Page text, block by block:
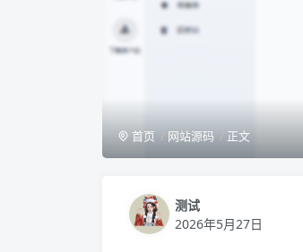
首页 网站源码 正文
测试
2026年5月27日